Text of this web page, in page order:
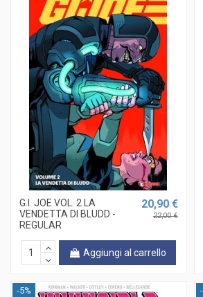
G.I. JOE VOL. 2 LA
VENDETTA DI BLUDD -
REGULAR
20,90 €
22,00 €
Aggiungi al carrello
-5%